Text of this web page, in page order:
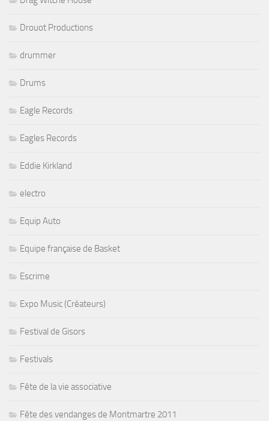
Drouot Productions
drummer
Drums
Eagle Records
Eagles Records
Eddie Kirkland
electro
Equip Auto
Equipe française de Basket
Escrime
Expo Music (Créateurs)
Festival de Gisors
Festivals
Fête de la vie associative
Fête des vendanges de Montmartre 2011